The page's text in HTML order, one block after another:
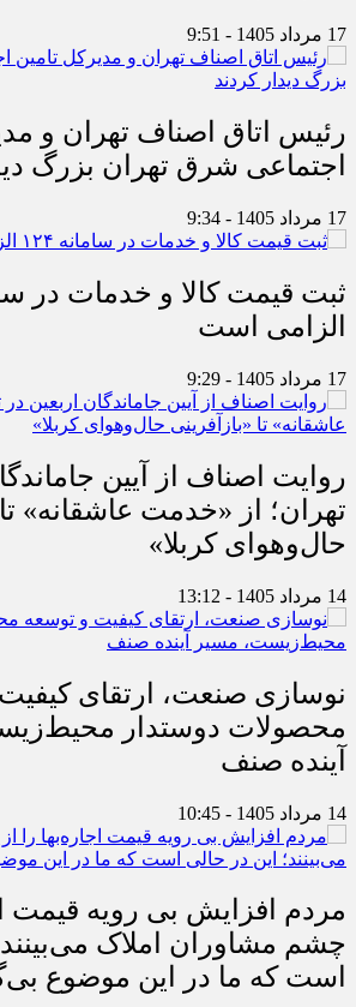
17 مرداد 1405 - 9:51
رئیس اتاق اصناف تهران و
اجتماعی شرق تهران بزرگ
17 مرداد 1405 - 9:34
الزامی است
17 مرداد 1405 - 9:29
روایت اصناف از آیین
تهران؛ از «خدمت عاشقانه» تا
حال‌وهوای کربلا»
14 مرداد 1405 - 13:12
نوسازی صنعت، ارتقای
محصولات دوستدار
آینده صنف
14 مرداد 1405 - 10:45
مردم افزایش بی رویه قیمت
چشم مشاوران املاک
است که ما در این موضوع